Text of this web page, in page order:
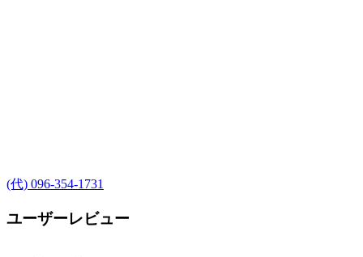
(代) 096-354-1731
ユーザーレビュー